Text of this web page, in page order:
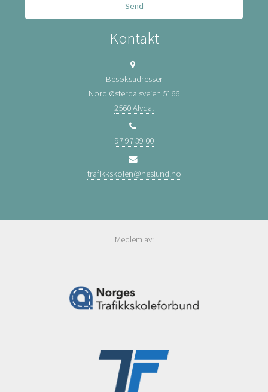
Kontakt
Besøksadresser
Nord Østerdalsveien 5166
2560 Alvdal
97 97 39 00
trafikkskolen@neslund.no
Medlem av: